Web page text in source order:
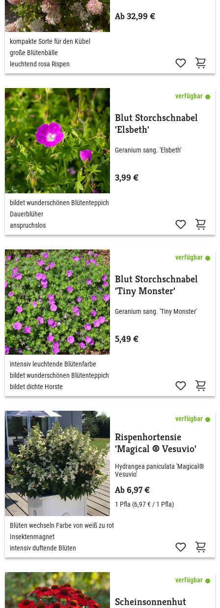
Ab 32,99 €
kompakte Sorte für den Kübel
große Blütenbälle
leuchtend rosa Rispen
verfügbar
Blut Storchschnabel
'Elsbeth'
Geranium sang. 'Elsbeth'
3,99 €
bildet wunderschönen Blütenteppich
Dauerblüher
anspruchslos
verfügbar
Blut Storchschnabel
'Tiny Monster'
Geranium sang. 'Tiny Monster'
5,49 €
intensiv leuchtende Blütenfarbe
bildet wunderschönen Blütenteppich
bildet dichte Horste
verfügbar
Rispenhortensie
'Magical ® Vesuvio'
Hydrangea paniculata 'Magical®
Vesuvio'
Ab 6,97 €
1 Pfla (6,97 € / 1 Pfla)
Blüten wechseln Farbe von weiß zu rot
Insektenmagnet
intensiv duftende Blüten
verfügbar
Scheinsonnenhut